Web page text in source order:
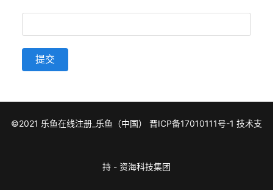
提交
©2021 乐鱼在线注册_乐鱼（中国） 晋ICP备17010111号-1 技术支
持 - 资海科技集团